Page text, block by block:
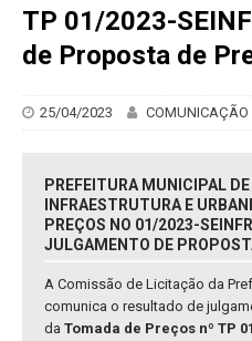
TP 01/2023-
de Proposta de
25/04/2023 COMUNICAÇÃO
PREFEITURA MUNICIPAL
INFRAESTRUTURA E
PREÇOS NO 01/2023-
JULGAMENTO DE
A Comissão de Licitação da
comunica o resultado de
da Tomada de Preços nº TP